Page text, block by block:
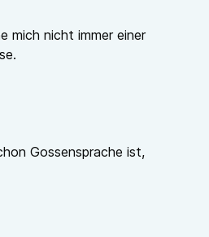
mich nicht immer einer
Gossensprache ist,